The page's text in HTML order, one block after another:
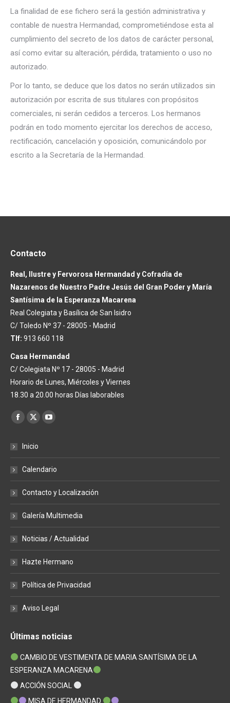
La finalidad de ese fichero será la gestión administrativa y
contable de nuestra Hermandad, comprometiéndose esta al
cumplimiento del secreto de los datos de carácter personal,
así como evitar su alteración, pérdida, tratamiento o uso no
autorizado.
Por lo tanto, se deduce que los datos no serán utilizados sin
autorización por escrita de sus titulares con propósitos
comerciales, ni serán cedidos a terceros. Los hermanos
podrán en todo momento ejercitar los derechos de acceso,
rectificación, cancelación y oposición, comunicándolo por
escrito a la Secretaría de la Hermandad.
Contacto
Real, Ilustre y Fervorosa Hermandad y Cofradía de
Nazarenos de Nuestro Padre Jesús del Gran Poder y María
Santísima de la Esperanza Macarena
Real Colegiata y Basílica de San Isidro
C/ Toledo Nº 37 - 28005 - Madrid
Tlf: 913 660 118
Casa Hermandad
C/ Colegiata Nº 17 - 28005 - Madrid
Horario de Lunes, Miércoles y Viernes
18.30 a 20.00 horas Días laborables
Encuéntranos en:
Facebook
opens
new
window
X
opens
window
YouTube
window
Inicio
Calendario
Contacto y Localización
Galería Multimedia
Noticias / Actualidad
Hazte Hermano
Política de Privacidad
Aviso Legal
Últimas noticias
CAMBIO DE VESTIMENTA DE MARIA SANTÍSIMA DE LA
ESPERANZA MACARENA
ACCIÓN SOCIAL
MISA DE HERMANDAD